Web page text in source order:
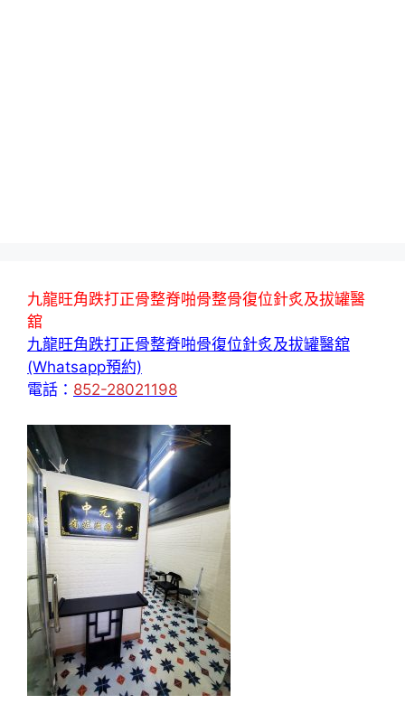
九龍旺角跌打正骨整脊啪骨整骨復位針炙及拔罐醫
舘
九龍旺角跌打正骨整脊啪骨復位針炙及拔罐醫舘
(Whatsapp預約)
電話： 852-28021198